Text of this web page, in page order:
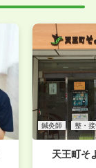
鍼灸師 整・
天王町そ